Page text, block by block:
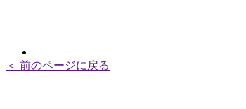
＜ 前のページに戻る